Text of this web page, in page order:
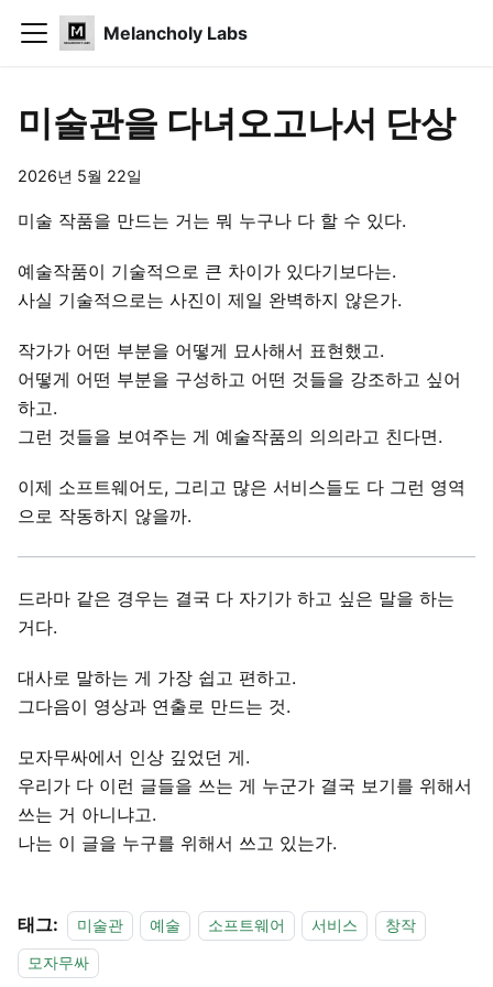
Melancholy Labs
미술관을 다녀오고나서 단상
2026년 5월 22일
미술 작품을 만드는 거는 뭐 누구나 다 할 수 있다.
예술작품이 기술적으로 큰 차이가 있다기보다는.
사실 기술적으로는 사진이 제일 완벽하지 않은가.
작가가 어떤 부분을 어떻게 묘사해서 표현했고.
어떻게 어떤 부분을 구성하고 어떤 것들을 강조하고 싶어
하고.
그런 것들을 보여주는 게 예술작품의 의의라고 친다면.
이제 소프트웨어도, 그리고 많은 서비스들도 다 그런 영역
으로 작동하지 않을까.
드라마 같은 경우는 결국 다 자기가 하고 싶은 말을 하는
거다.
대사로 말하는 게 가장 쉽고 편하고.
그다음이 영상과 연출로 만드는 것.
모자무싸에서 인상 깊었던 게.
우리가 다 이런 글들을 쓰는 게 누군가 결국 보기를 위해서
쓰는 거 아니냐고.
나는 이 글을 누구를 위해서 쓰고 있는가.
태그: 미술관 예술 소프트웨어 서비스
창작
모자무싸